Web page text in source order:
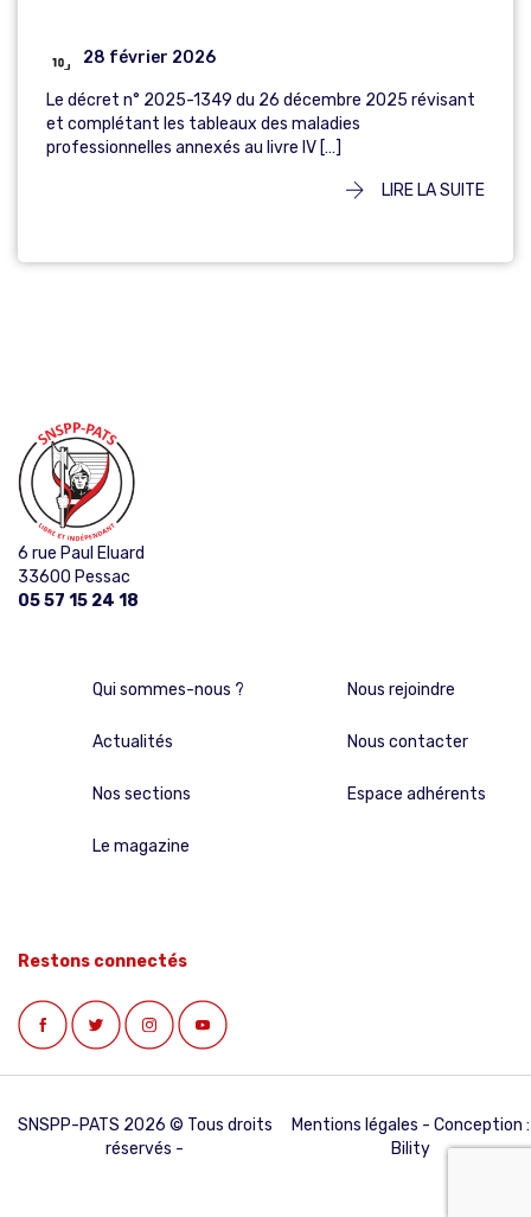
28 février 2026
Le décret n° 2025-1349 du 26 décembre 2025 révisant
et complétant les tableaux des maladies
professionnelles annexés au livre IV […]
LIRE LA SUITE
6 rue Paul Eluard
33600 Pessac
05 57 15 24 18
Qui sommes-nous ?
Actualités
Nos sections
Le magazine
Nous rejoindre
Nous contacter
Espace adhérents
Restons connectés
SNSPP-PATS 2026 © Tous droits
réservés -
Mentions légales - Conception :
Bility